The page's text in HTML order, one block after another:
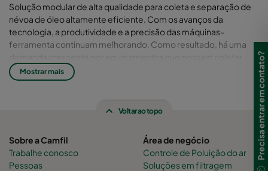
Solução modular de alta qualidade para coleta e separação de
névoa de óleo altamente eficiente. Com os avanços da
tecnologia, a produtividade e a precisão das máquinas-
ferramenta continuam melhorando. Como resultado, há uma
névoas de petróleo e partículas transportadas pelo ar. São
necessários coletores de névoa de óleo de alta qualidade para
produção, proteger a planta e o equipamento de capital e
mesmo sob as condições mais desafiadoras.
Mostrar mais
Voltar ao topo
Sobre a Camfil
Trabalhe conosco
Pessoas
Área de negócio
Controle de Poluição do ar
Soluções em filtragem
Precisa entrar em contato?